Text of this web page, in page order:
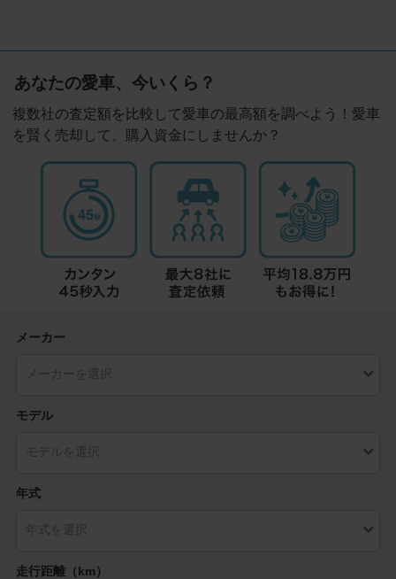
あなたの愛車、今いくら？
複数社の査定額を比較して愛車の最高額を調べよう！愛車
を賢く売却して、購入資金にしませんか？
メーカー
モデル
年式
走行距離（km）